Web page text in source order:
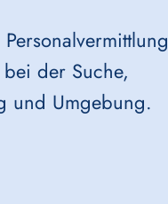
der Suche,
und Umgebung.